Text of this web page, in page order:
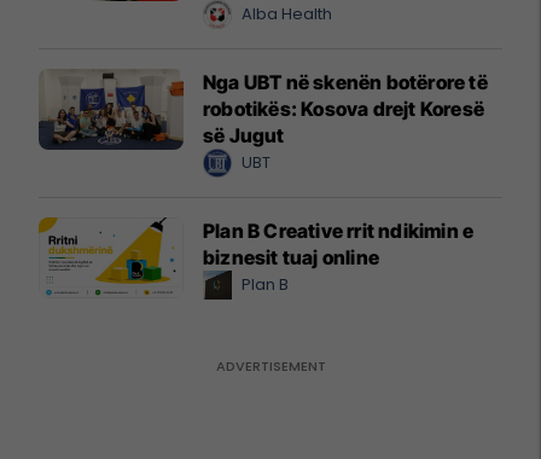
Alba Health
Nga UBT në skenën botërore të
robotikës: Kosova drejt Koresë
së Jugut
UBT
Plan B Creative rrit ndikimin e
biznesit tuaj online
Plan B